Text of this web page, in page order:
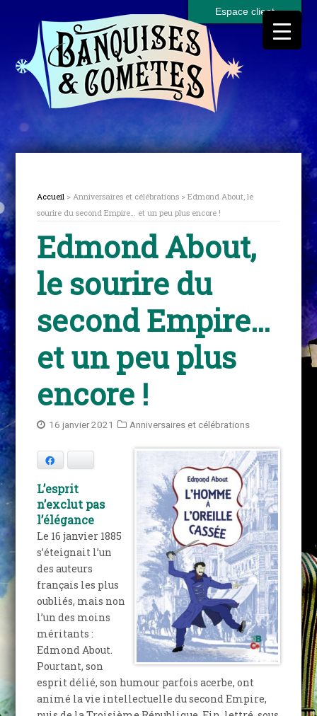
Espace client
Accueil > Anniversaires et célébrations > Edmond About, le
sourire du second Empire… et un peu plus encore !
Edmond About,
le sourire du
second Empire…
et un peu plus
encore !
16 janvier 2021 Anniversaires et célébrations
L’esprit
n’exclut pas
l’élégance
Le 16 janvier 1885
s’éteignait l’un
des auteurs
français les plus
oubliés, mais non
l’un des moins
méritants :
Edmond About.
Pourtant, son
esprit délié, son humour parfois acerbe, ont
animé la vie intellectuelle du second Empire,